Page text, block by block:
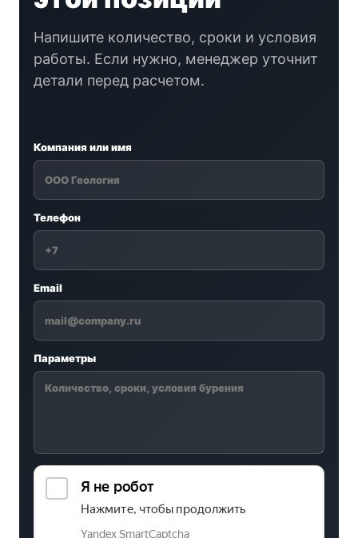
Напишите количество, сроки и условия
работы. Если нужно, менеджер уточнит
детали перед расчетом.
Компания или имя
Телефон
Email
Параметры